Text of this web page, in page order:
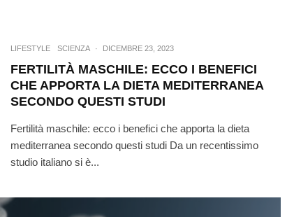
LIFESTYLE SCIENZA · DICEMBRE 23, 2023
FERTILITÀ MASCHILE: ECCO I BENEFICI
CHE APPORTA LA DIETA MEDITERRANEA
SECONDO QUESTI STUDI
Fertilità maschile: ecco i benefici che apporta la dieta
mediterranea secondo questi studi Da un recentissimo
studio italiano si è...